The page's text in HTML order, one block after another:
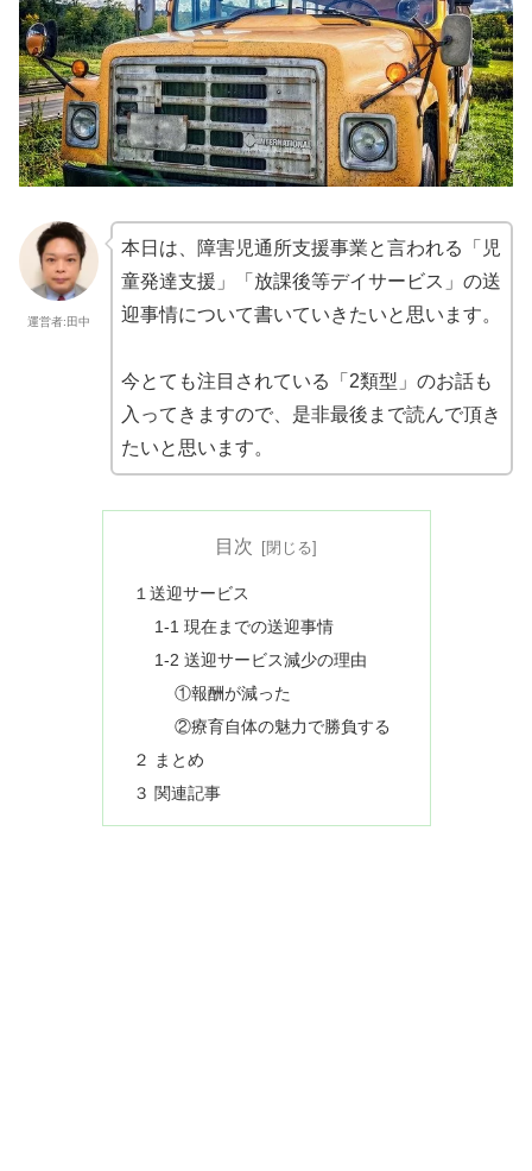
運営者:田中
本日は、障害児通所支援事業と言われる「児
童発達支援」「放課後等デイサービス」の送
迎事情について書いていきたいと思います。
今とても注目されている「2類型」のお話も
入ってきますので、是非最後まで読んで頂き
たいと思います。
目次
１送迎サービス
1-1 現在までの送迎事情
1-2 送迎サービス減少の理由
①報酬が減った
②療育自体の魅力で勝負する
２ まとめ
３ 関連記事